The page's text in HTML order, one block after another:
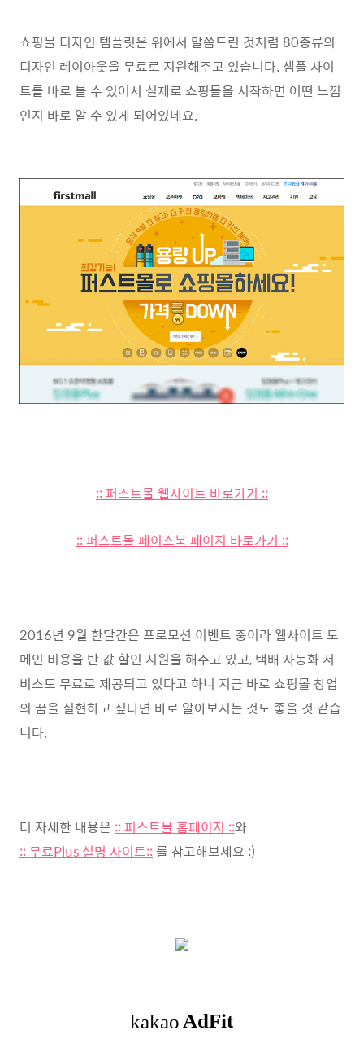
쇼핑몰 디자인 템플릿은 위에서 말씀드린 것처럼 80종류의
디자인 레이아웃을 무료로 지원해주고 있습니다. 샘플 사이
트를 바로 볼 수 있어서 실제로 쇼핑몰을 시작하면 어떤 느낌
인지 바로 알 수 있게 되어있네요.
:: 퍼스트몰 웹사이트 바로가기 ::
:: 퍼스트몰 페이스북 페이지 바로가기 ::
2016년 9월 한달간은 프로모션 이벤트 중이라 웹사이트 도
메인 비용을 반 값 할인 지원을 해주고 있고, 택배 자동화 서
비스도 무료로 제공되고 있다고 하니 지금 바로 쇼핑몰 창업
의 꿈을 실현하고 싶다면 바로 알아보시는 것도 좋을 것 같습
니다.
더 자세한 내용은 :: 퍼스트몰 홈페이지 ::와
:: 무료Plus 설명 사이트::를 참고해보세요 :)